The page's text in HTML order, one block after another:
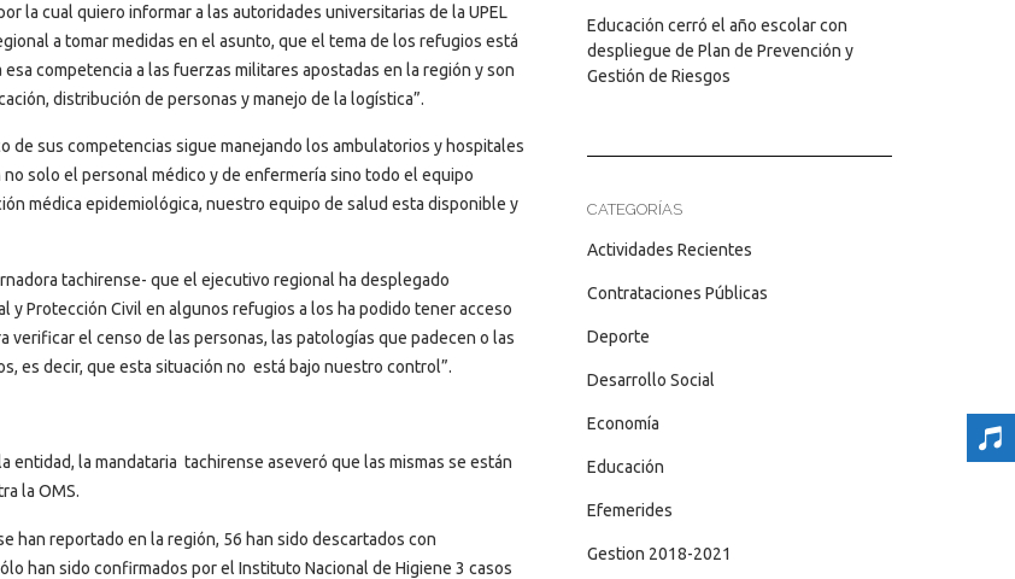
la cual quiero informar a las autoridades universitarias de la UPEL
a tomar medidas en el asunto, que el tema de los refugios está
competencia a las fuerzas militares apostadas en la región y son
distribución de personas y manejo de la logística”.
de sus competencias sigue manejando los ambulatorios y hospitales
solo el personal médico y de enfermería sino todo el equipo
médica epidemiológica, nuestro equipo de salud esta disponible y
tachirense- que el ejecutivo regional ha desplegado
Protección Civil en algunos refugios a los ha podido tener acceso
el censo de las personas, las patologías que padecen o las
es decir, que esta situación no está bajo nuestro control”.
la mandataria tachirense aseveró que las mismas se están
la OMS.
han reportado en la región, 56 han sido descartados con
han sido confirmados por el Instituto Nacional de Higiene 3 casos
Educación cerró el año escolar con
despliegue de Plan de Prevención y
Gestión de Riesgos
CATEGORÍAS
Actividades Recientes
Contrataciones Públicas
Deporte
Desarrollo Social
Economía
Educación
Efemerides
Gestion 2018-2021